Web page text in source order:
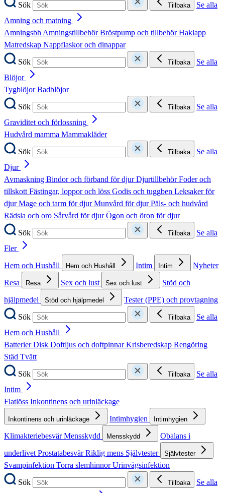
Sök
Tillbaka
Se alla
Amning och matning
AmningsbhAmningstillbehörBröstpump och tillbehörHaklapp
Matredskap Nappflaskor och dinappar
Sök
Tillbaka
Se alla
Blöjor
TygblöjorBadblöjor
Sök
Tillbaka
Se alla
Graviditet och förlossning
Hudvård mamma Mammakläder
Sök
Tillbaka
Se alla
Djur
Avmaskning Bindor och förband för djurDjurtillbehörFoder och
tillskottFästingar, loppor och löss Godis och tuggben Leksaker för
djurMage och tarm för djurMunvård för djurPäls- och hudvård
Rädsla och oro Sårvård för djurÖgon och öron för djur
Sök
Tillbaka
Se alla
Fler
Hem och Hushåll
Hem och Hushåll Intim Intim
Nyheter
Resa
Resa Sex och lust Sex och lust
Stöd och
hjälpmedel
Stöd och hjälpmedel
Tester (PPE) och provtagning
Sök
Tillbaka
Se alla
Hem och Hushåll
BatterierDisk Doftljus och doftpinnarKrisberedskap Rengöring
Städ Tvätt
Sök
Tillbaka
Se alla
Intim
Flatlöss Inkontinens och urinläckage
Inkontinens och urinläckage Intimhygien Intimhygien
KlimakteriebesvärMensskydd Mensskydd
Obalans i
underlivetProstatabesvärRiklig mens Självtester Självtester
Svampinfektion Torra slemhinnorUrinvägsinfektion
Sök
Tillbaka
Se alla